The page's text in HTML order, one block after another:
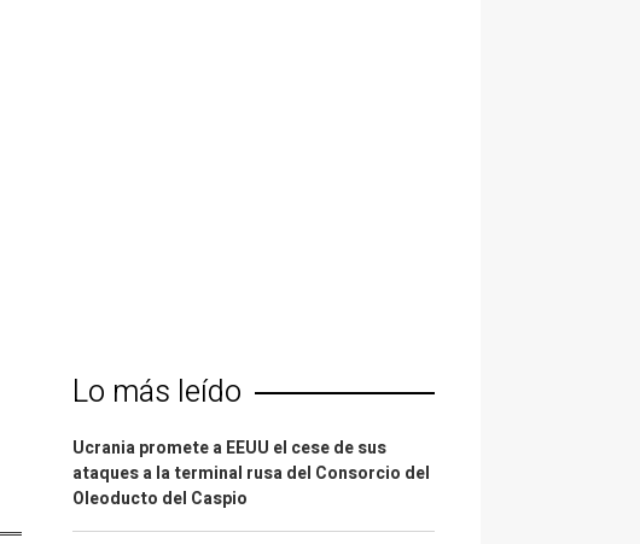
Lo más leído
Ucrania promete a EEUU el cese de sus
ataques a la terminal rusa del Consorcio del
Oleoducto del Caspio